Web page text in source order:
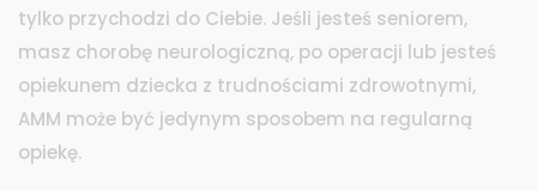
tylko przychodzi do Ciebie. Jeśli jesteś seniorem,
masz chorobę neurologiczną, po operacji lub jesteś
opiekunem dziecka z trudnościami zdrowotnymi,
AMM może być jedynym sposobem na regularną
opiekę.